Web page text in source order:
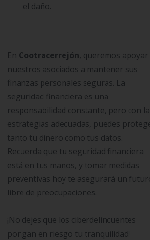
el daño.
En Cootracerrejón, queremos apoyar
nuestros asociados a mantener sus
finanzas personales seguras. La
seguridad financiera es una
responsabilidad constante, pero con
estrategias adecuadas, puedes
tanto tu dinero como tus datos.
Recuerda que tu seguridad financiera
está en tus manos, y tomar medidas
preventivas hoy te asegurará un
libre de preocupaciones.
¡No dejes que los ciberdelincuentes
pongan en riesgo tu tranquilidad!